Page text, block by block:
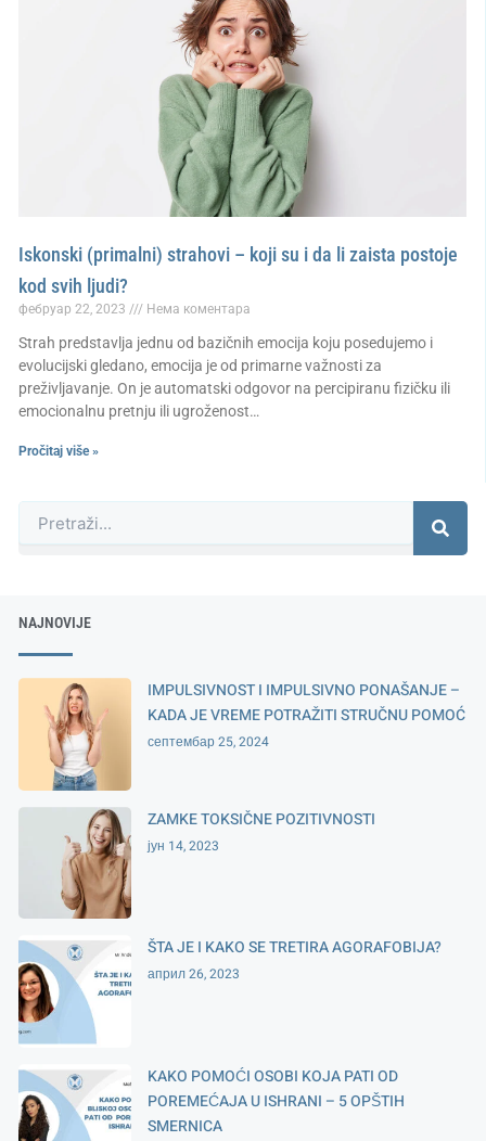
Iskonski (primalni) strahovi – koji su i da li zaista postoje
kod svih ljudi?
фебруар 22, 2023 Нема коментара
Strah predstavlja jednu od bazičnih emocija koju posedujemo i
evolucijski gledano, emocija je od primarne važnosti za
preživljavanje. On je automatski odgovor na percipiranu fizičku ili
emocionalnu pretnju ili ugroženost…
Pročitaj više »
NAJNOVIJE
IMPULSIVNOST I IMPULSIVNO PONAŠANJE –
KADA JE VREME POTRAŽITI STRUČNU POMOĆ
септембар 25, 2024
ZAMKE TOKSIČNE POZITIVNOSTI
јун 14, 2023
ŠTA JE I KAKO SE TRETIRA AGORAFOBIJA?
април 26, 2023
KAKO POMOĆI OSOBI KOJA PATI OD
POREMEĆAJA U ISHRANI – 5 OPŠTIH
SMERNICA